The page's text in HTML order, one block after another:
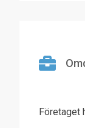
Företaget